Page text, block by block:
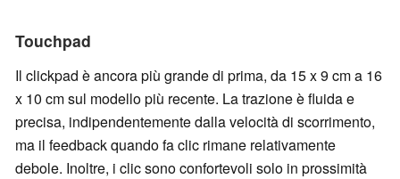
Touchpad
Il clickpad è ancora più grande di prima, da 15 x 9 cm a 16
x 10 cm sul modello più recente. La trazione è fluida e
precisa, indipendentemente dalla velocità di scorrimento,
ma il feedback quando fa clic rimane relativamente
debole. Inoltre, i clic sono confortevoli solo in prossimità